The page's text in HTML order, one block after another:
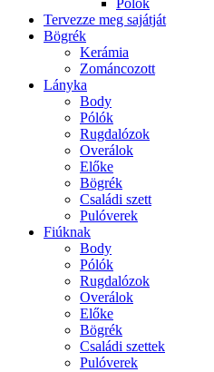
Pólók
Tervezze meg sajátját
Bögrék
Kerámia
Zománcozott
Lányka
Body
Pólók
Rugdalózok
Overálok
Előke
Bögrék
Családi szett
Pulóverek
Fiúknak
Body
Pólók
Rugdalózok
Overálok
Előke
Bögrék
Családi szettek
Pulóverek